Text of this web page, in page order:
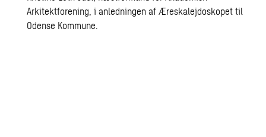
Arkitektforening, i anledningen af Æreskalejdoskopet til
Odense Kommune.